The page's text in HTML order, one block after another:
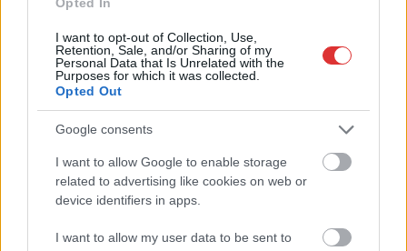
I want to opt-out of Collection, Use,
Retention, Sale, and/or Sharing of my
Personal Data that Is Unrelated with the
Purposes for which it was collected.
Opted Out
Google consents
I want to allow Google to enable storage
related to advertising like cookies on web or
device identifiers in apps.
I want to allow my user data to be sent to
Kiterjedt tüzek pusztítanak az országban, köztük Karcagon
Harmadfokú hőségriasztás az országban: Szolnokon klímát
javítottak, helikoptereket is bevetettek a tüzeknél
A zárkában rosszul lett, elájult – ilyen körülményekről
számoltak be a szolnoki börtönből
vasútvonal közlekedését
A polgármester a szolnoki cégekhez fordult: több száz